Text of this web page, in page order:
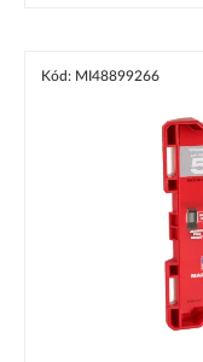
Kód: MI48899266